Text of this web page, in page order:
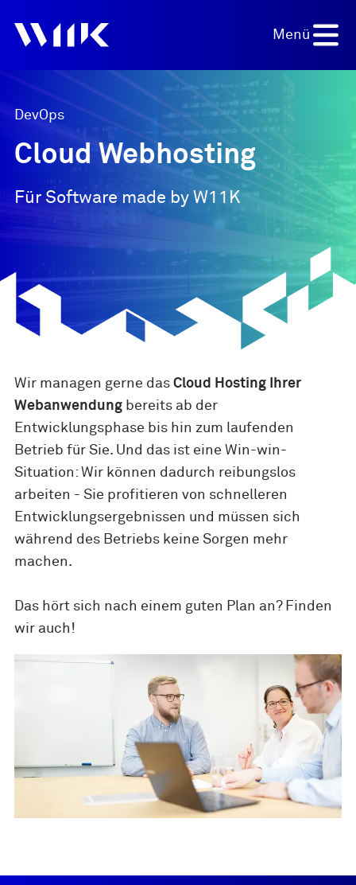
Menü
DevOps
Cloud Webhosting
Für Software made by W11K
Wir managen gerne das Cloud Hosting Ihrer
Webanwendung bereits ab der
Entwicklungsphase bis hin zum laufenden
Betrieb für Sie. Und das ist eine Win-win-
Situation: Wir können dadurch reibungslos
arbeiten - Sie profitieren von schnelleren
Entwicklungsergebnissen und müssen sich
während des Betriebs keine Sorgen mehr
machen.
Das hört sich nach einem guten Plan an? Finden
wir auch!